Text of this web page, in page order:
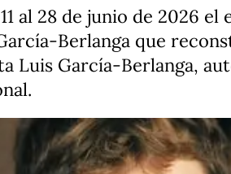
al 28 de junio de 2026 el
Berlanga que
Luis García-Berlanga,